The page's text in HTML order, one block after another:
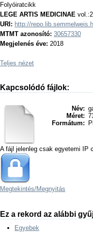
Folyóiratcikk
LEGE ARTIS MEDICINAE
URI: http://
MTMT azonosító: 30657330
Megjelenés éve: 2018
Teljes nézet
Kapcsolódó fájlok:
Név:
Méret:
Formátum:
A fájl jelenleg csak egyetemi IP
Megtekintés/Megnyitás
Ez a rekord az alábbi
Egyebek